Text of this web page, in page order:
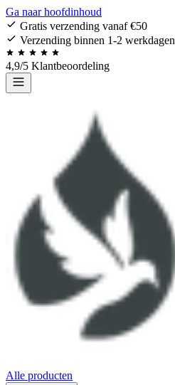
Ga naar hoofdinhoud
Gratis verzending vanaf €50
Verzending binnen 1-2 werkdagen
4,9/5 Klantbeoordeling
Alle producten